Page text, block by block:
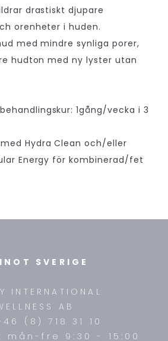
drastiskt djupare
orenheter i huden.
med mindre synliga porer,
hudton med ny lyster utan
1gång/vecka i 3
Hydra Clean och/eller
Energy för kombinerad/fet
SVERIGE
INTERNATIONAL
AB
(8) 718 31 10
mån-fre 9:30 - 15:00